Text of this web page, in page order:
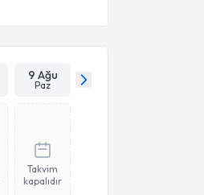
9 Ağu
Paz
Takvim
kapalıdır